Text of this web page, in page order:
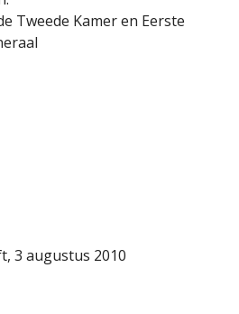
Tweede Kamer en Eerste
3 augustus 2010